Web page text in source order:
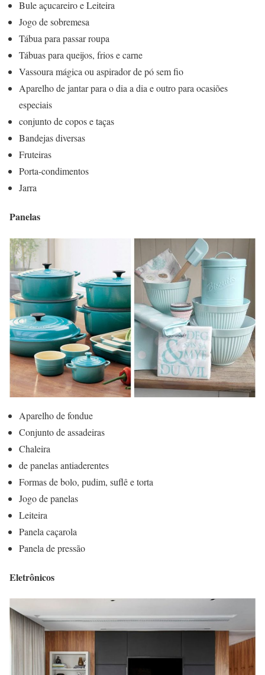
Bule açucareiro e Leiteira
Jogo de sobremesa
Tábua para passar roupa
Tábuas para queijos, frios e carne
Vassoura mágica ou aspirador de pó sem fio
Aparelho de jantar para o dia a dia e outro para ocasiões
especiais
conjunto de copos e taças
Bandejas diversas
Fruteiras
Porta-condimentos
Jarra
Panelas
Aparelho de fondue
Conjunto de assadeiras
Chaleira
de panelas antiaderentes
Formas de bolo, pudim, suflê e torta
Jogo de panelas
Leiteira
Panela caçarola
Panela de pressão
Eletrônicos